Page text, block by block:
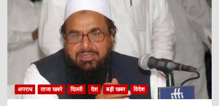
अपराध ताजा खबरे दिल्ली देश बड़ी खबर विदेश